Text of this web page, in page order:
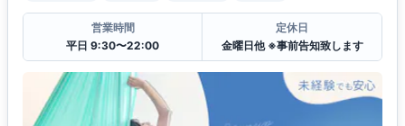
営業時間
平日 9:30〜22:00
定休日
金曜日他 ※事前告知致します